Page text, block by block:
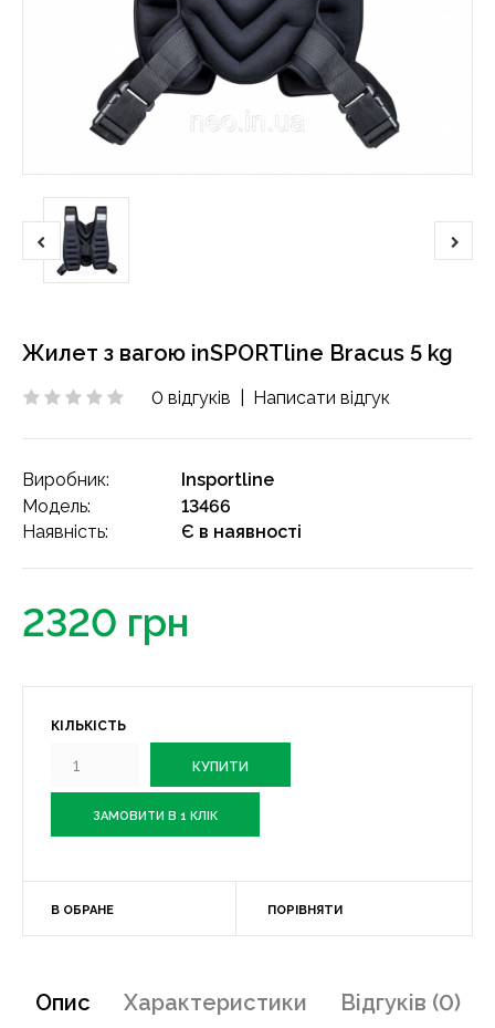
Жилет з вагою inSPORTline Bracus 5 kg
0 відгуків Написати відгук
Виробник:
Insportline
Модель:
13466
Наявність:
Є в наявності
2320 грн
КІЛЬКІСТЬ
ЗАМОВИТИ В 1 КЛІК
В ОБРАНЕ ПОРІВНЯТИ
Опис Характеристики Відгуків (0)